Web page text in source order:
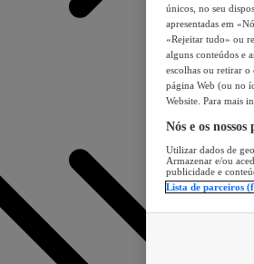
únicos, no seu
apresentadas em
«Rejeitar tudo» ou
alguns conteúdos e
escolhas ou retirar
página Web (ou no
Website. Para mais
Nós e os
Utilizar dados de
Armazenar e/ou
publicidade e
Lista de parceiros